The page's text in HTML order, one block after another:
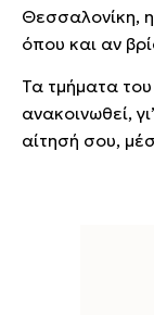
Θεσσαλονίκη,
όπου και αν
Τα τμήματα
ανακοινωθεί,
αίτησή σου,